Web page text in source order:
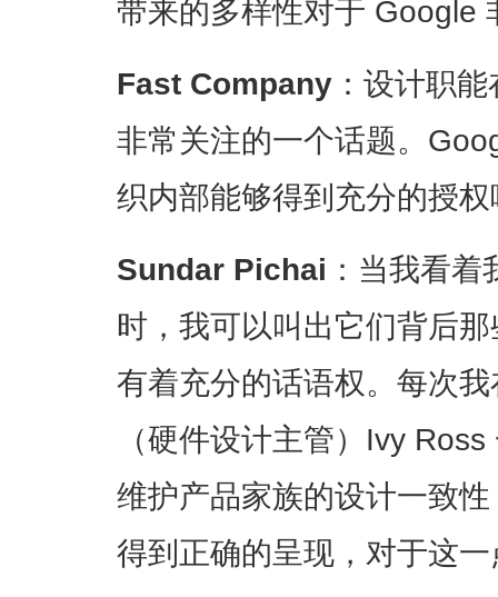
带来的多样性对于 Google
Fast Company ：设计职
非常关注的一个话题。
织内部能够得到充分的授权
Sundar Pichai ：当我看
时，我可以叫出它们背后
有着充分的话语权。每次
（硬件设计主管）Ivy
维护产品家族的设计一致
得到正确的呈现，对于这